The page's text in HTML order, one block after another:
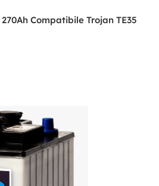
Compatibile Trojan TE35